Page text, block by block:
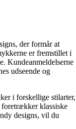
der formår at
er fremstillet i
Kundeanmeldelserne
udseende og
i forskellige stilarter,
foretrækker klassiske
designs, vil du